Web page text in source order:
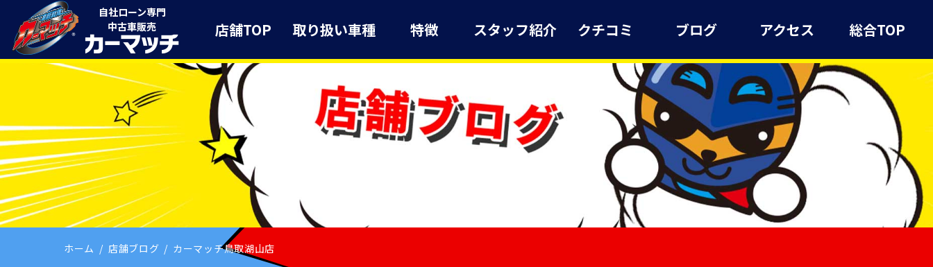
自社ローン専門
中古車販売
店舗TOP 取り扱い車種 特徴 スタッフ紹介 クチコミ ブログ アクセス 総合TOP
ホーム 店舗ブログ カーマッチ鳥取湖山店